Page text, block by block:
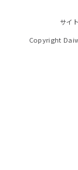
サイ
Copyright